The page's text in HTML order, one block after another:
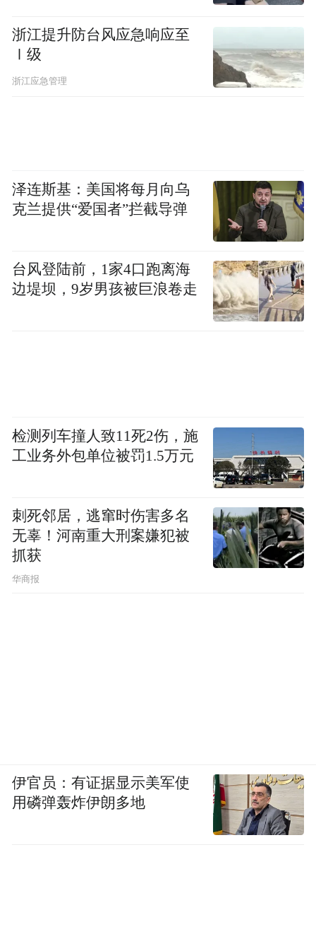
浙江提升防台风应急响应至
Ⅰ级
浙江应急管理
泽连斯基：美国将每月向乌
克兰提供“爱国者”拦截导弹
台风登陆前，1家4口跑离海
边堤坝，9岁男孩被巨浪卷走
检测列车撞人致11死2伤，施
工业务外包单位被罚1.5万元
刺死邻居，逃窜时伤害多名
无辜！河南重大刑案嫌犯被
抓获
华商报
伊官员：有证据显示美军使
用磷弹轰炸伊朗多地